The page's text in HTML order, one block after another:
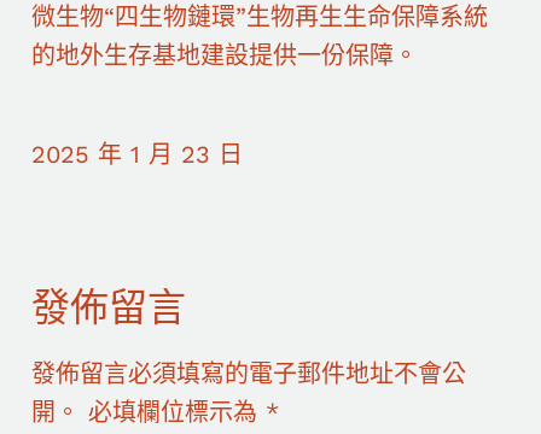
微生物“四生物鏈環”生物再生生命保障系統
的地外生存基地建設提供一份保障。
2025 年 1 月 23 日
發佈留言
發佈留言必須填寫的電子郵件地址不會公
開。 必填欄位標示為 *